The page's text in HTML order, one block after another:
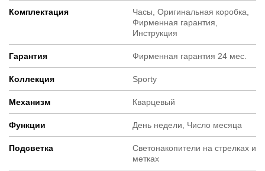
Комплектация
Часы, Оригинальная коробка,
Фирменная гарантия,
Инструкция
Гарантия Фирменная гарантия 24 мес.
Коллекция Sporty
Механизм Кварцевый
Функции День недели, Число месяца
Подсветка
Светонакопители на стрелках и
метках